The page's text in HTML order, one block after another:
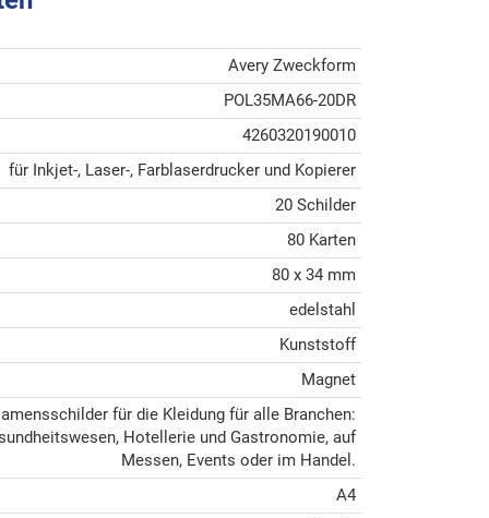
Avery Zweckform
POL35MA66-20DR
4260320190010
für Inkjet-, Laser-, Farblaserdrucker und Kopierer
20 Schilder
80 Karten
80 x 34 mm
edelstahl
Kunststoff
Magnet
für die Kleidung für alle Branchen:
Hotellerie und Gastronomie, auf
Messen, Events oder im Handel.
A4